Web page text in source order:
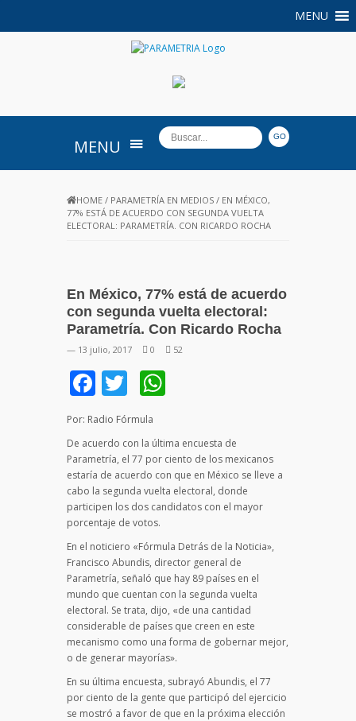
MENU
PARAMETRIA
MENU
HOME / PARAMETRÍA EN MEDIOS / EN MÉXICO,
77% ESTÁ DE ACUERDO CON SEGUNDA VUELTA
ELECTORAL: PARAMETRÍA. CON RICARDO ROCHA
En México, 77% está de acuerdo
con segunda vuelta electoral:
Parametría. Con Ricardo Rocha
— 13 julio, 2017 0 52
Facebook
Twitter
Por: Radio Fórmula
De acuerdo con la última encuesta de
Parametría, el 77 por ciento de los mexicanos
estaría de acuerdo con que en México se lleve a
cabo la segunda vuelta electoral, donde
participen los dos candidatos con el mayor
porcentaje de votos.
En el noticiero «Fórmula Detrás de la Noticia»,
Francisco Abundis, director general de
Parametría, señaló que hay 89 países en el
mundo que cuentan con la segunda vuelta
electoral. Se trata, dijo, «de una cantidad
considerable de países que creen en este
mecanismo como una forma de gobernar mejor,
o de generar mayorías».
En su última encuesta, subrayó Abundis, el 77
por ciento de la gente que participó del ejercicio
se mostró a favor de que en la próxima elección